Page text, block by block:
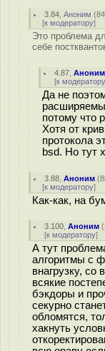
3.84 ,Аноним (84
[к модератору]
Это проблема
себе
4.87 ,Аноним
[к модератору
Да не
потому что
Хотя от
протокола
bsd. Но тут
3.88 ,Аноним (
[к модератору]
Как-как, на
3.100 ,Аноним (
[к модератору]
А тут
алгоритмы с
внагрузку, со
всякие
бэкдоры и
секурно
обломятся,
хакнуть